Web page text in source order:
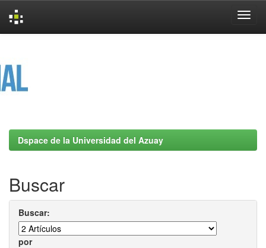
Dspace de la Universidad del Azuay
Buscar
Buscar:
por